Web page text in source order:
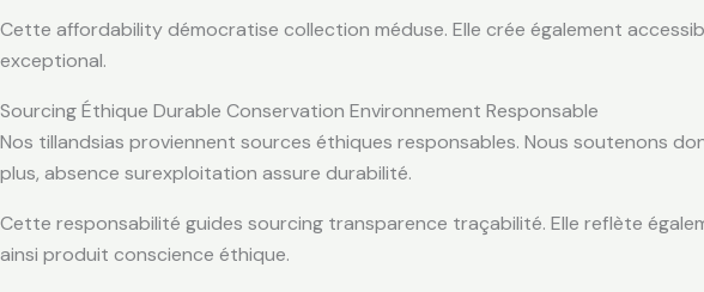
Cette affordability démocratise collection méduse. Elle crée également
exceptional.
Sourcing Éthique Durable Conservation Environnement Responsable
Nos tillandsias proviennent sources éthiques responsables. Nous soutenons
plus, absence surexploitation assure durabilité.
Cette responsabilité guides sourcing transparence traçabilité. Elle reflète
ainsi produit conscience éthique.